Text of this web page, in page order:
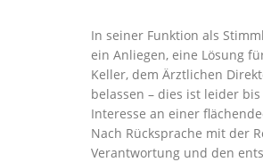
In seiner Funktion als
ein Anliegen, eine Lösung
Keller, dem Ärztlichen
belassen – dies ist leider
Interesse an einer
Nach Rücksprache mit der
Verantwortung und den